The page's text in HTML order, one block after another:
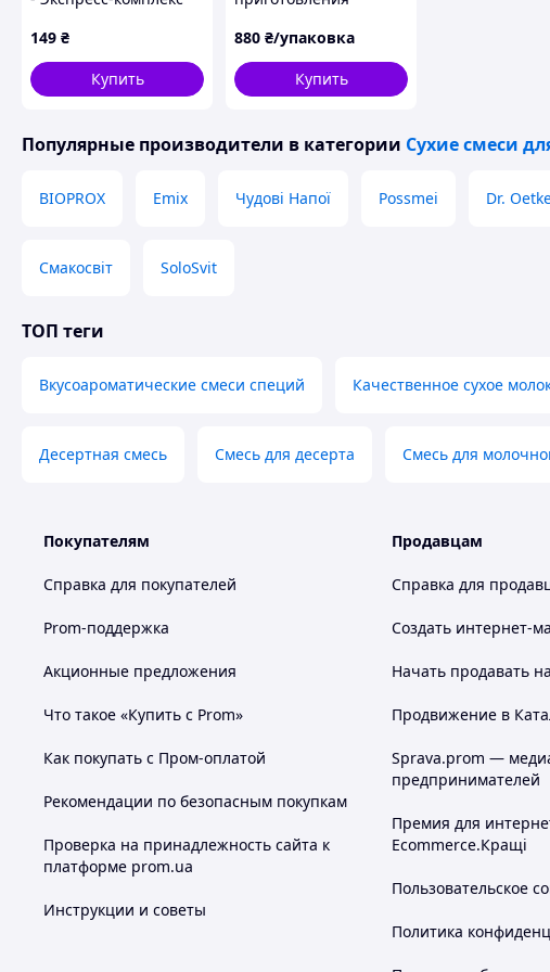
домашнего сыра за 24
часа
149 ₴
Купить
Freeze Cream
Ванильно-сливочное
Гурме Freeze Cream 2
880 ₴/упаковка
Купить
Популярные производители в категории Сухие смеси
BIOPROX Emix Чудові Напої Possmei Dr.
Смакосвіт SoloSvit
ТОП теги
Вкусоароматические смеси специй Качественное сухое
Десертная смесь Смесь для десерта Смесь для
Покупателям
Справка для покупателей
Prom-поддержка
Акционные предложения
Что такое «Купить с Prom»
Как покупать с Пром-оплатой
Рекомендации по безопасным покупкам
Проверка на принадлежность сайта к
платформе prom.ua
Инструкции и советы
Продавцам
Справка для
Создать интернет-
Начать продавать
Продвижение в
Sprava.prom —
предпринимателей
Премия для
Ecommerce.Кращі
Пользовательское
Политика